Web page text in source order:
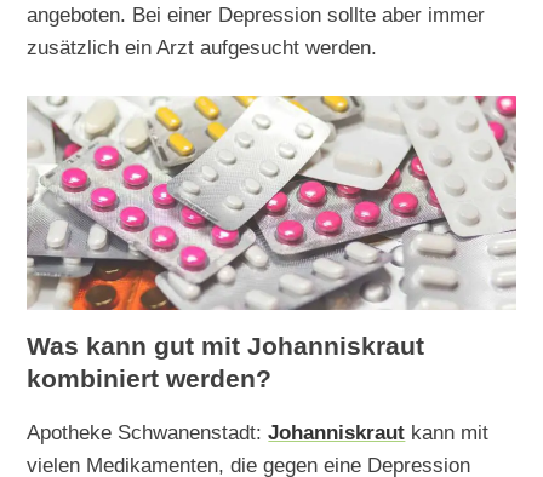
angeboten. Bei einer Depression sollte aber immer
zusätzlich ein Arzt aufgesucht werden.
Was kann gut mit Johanniskraut
kombiniert werden?
Apotheke Schwanenstadt:Johanniskraut kann mit
vielen Medikamenten, die gegen eine Depression